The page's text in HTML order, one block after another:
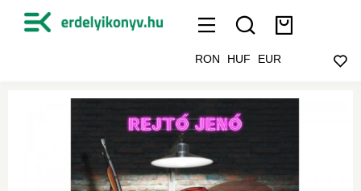
RON HUF EUR